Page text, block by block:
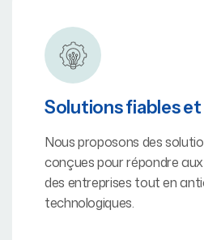
Solutions fiables
Nous proposons des
conçues pour répondre
des entreprises tout en
technologiques.